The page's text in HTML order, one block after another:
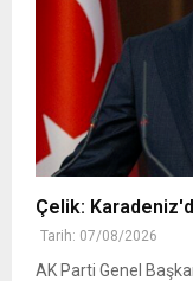
Çelik:
Tarih: 07/08/2026
AK Parti Genel